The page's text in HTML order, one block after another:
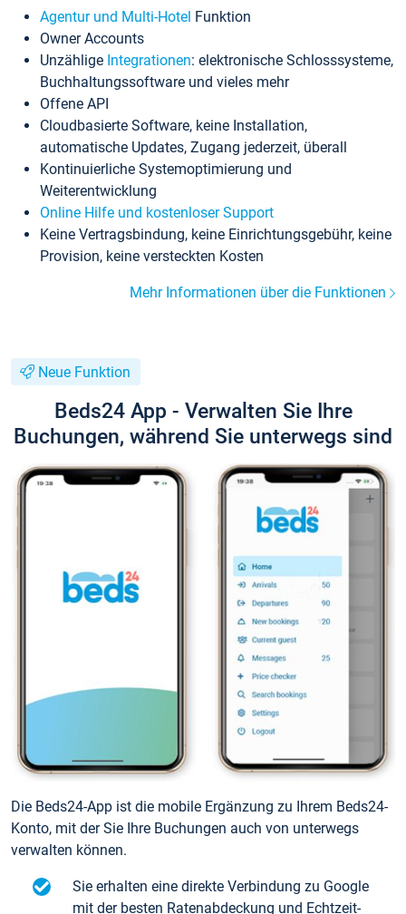
Agentur und Multi-Hotel Funktion
Owner Accounts
Unzählige Integrationen: elektronische Schlosssysteme,
Buchhaltungssoftware und vieles mehr
Offene API
Cloudbasierte Software, keine Installation,
automatische Updates, Zugang jederzeit, überall
Kontinuierliche Systemoptimierung und
Weiterentwicklung
Online Hilfe und kostenloser Support
Keine Vertragsbindung, keine Einrichtungsgebühr, keine
Provision, keine versteckten Kosten
Mehr Informationen über die Funktionen
Neue Funktion
Beds24 App - Verwalten Sie Ihre
Buchungen, während Sie unterwegs sind
Die Beds24-App ist die mobile Ergänzung zu Ihrem Beds24-
Konto, mit der Sie Ihre Buchungen auch von unterwegs
verwalten können.
Sie erhalten eine direkte Verbindung zu Google
mit der besten Ratenabdeckung und Echtzeit-